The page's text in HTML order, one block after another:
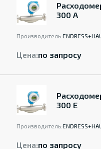
300 A
Производитель:
Цена:по запросу
300 E
Производитель:
Цена:по запросу